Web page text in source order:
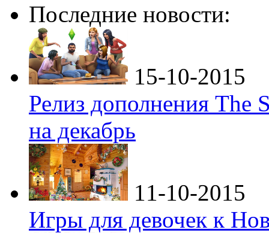
Последние новости:
15-10-2015
Релиз дополнения The
на декабрь
11-10-2015
Игры для девочек к